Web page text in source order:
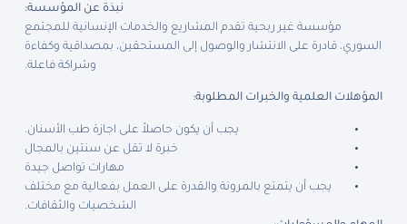
نبذة عن المؤسسة:
مؤسسة غير ربحية تقدم المشاريع والخدمات الإنسانية للمجتمع
السوري، قادرة على الانتشار والوصول إلى المستحقين، بمصداقية وكفاءة
وشراكة فاعلة.
المؤهلات العلمية والخبرات المطلوبة:
يجب أن يكون حاصلاً على اجازة طب الأسنان.
خبرة لا تقل عن سنتين بالمجال
مهارات تواصل جيدة
يجب أن يتمتع بالمرونة والقدرة على العمل بفعالية مع مختلف
الشخصيات والثقافات.